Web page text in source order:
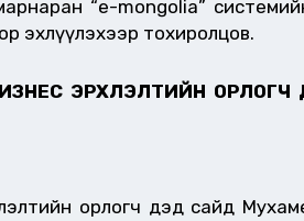
“e-mongolia”
эхлүүлэхээр тохиролцов.
ЭРХЛЭЛТИЙН
орлогч дэд сайд